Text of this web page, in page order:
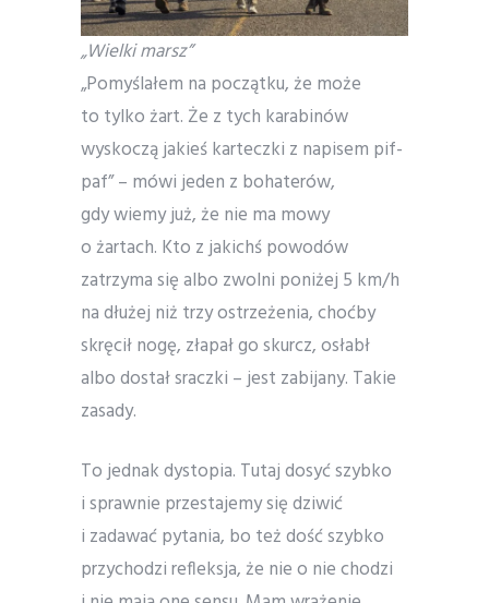
„Wielki marsz”
„Pomyślałem na początku, że może
to tylko żart. Że z tych karabinów
wyskoczą jakieś karteczki z napisem pif-
paf” – mówi jeden z bohaterów,
gdy wiemy już, że nie ma mowy
o żartach. Kto z jakichś powodów
zatrzyma się albo zwolni poniżej 5 km/h
na dłużej niż trzy ostrzeżenia, choćby
skręcił nogę, złapał go skurcz, osłabł
albo dostał sraczki – jest zabijany. Takie
zasady.
To jednak dystopia. Tutaj dosyć szybko
i sprawnie przestajemy się dziwić
i zadawać pytania, bo też dość szybko
przychodzi refleksja, że nie o nie chodzi